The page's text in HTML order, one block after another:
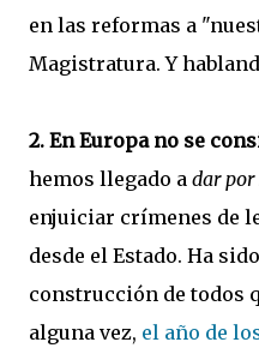
en las reformas a
Magistratura. Y
2. En Europa no se
hemos llegado a dar por
enjuiciar crímenes de
desde el Estado. Ha
construcción de todos
alguna vez, el año de